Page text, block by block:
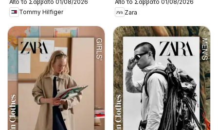
New in Men
Από το Σάββατο 01/08/2026
Tommy Hilfiger
Από το Σάββατο 01/08/2026
Zara